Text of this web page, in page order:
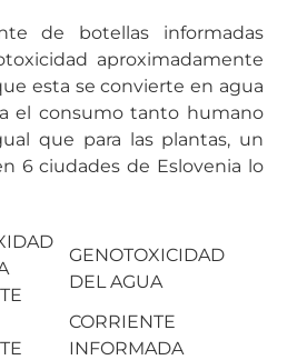
de botellas informadas
aproximadamente
esta se convierte en agua
el consumo tanto humano
que para las plantas, un
6 ciudades de Eslovenia lo
GENOTOXICIDAD
DEL AGUA
CORRIENTE
INFORMADA